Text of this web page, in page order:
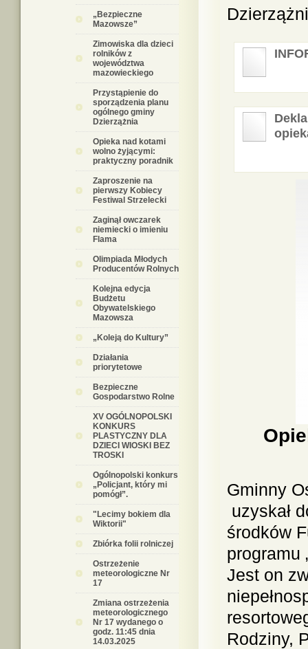
„Bezpieczne
Mazowsze”
Zimowiska dla dzieci
rolników z
województwa
mazowieckiego
Przystąpienie do
sporządzenia planu
ogólnego gminy
Dzierzążnia
Opieka nad kotami
wolno żyjącymi:
praktyczny poradnik
Zaproszenie na
pierwszy Kobiecy
Festiwal Strzelecki
Zaginął owczarek
niemiecki o imieniu
Flama
Olimpiada Młodych
Producentów Rolnych
Kolejna edycja
Budżetu
Obywatelskiego
Mazowsza
„Koleją do Kultury”
Działania
priorytetowe
Bezpieczne
Gospodarstwo Rolne
XV OGÓLNOPOLSKI
KONKURS
PLASTYCZNY DLA
DZIECI WIOSKI BEZ
TROSKI
Ogólnopolski konkurs
„Policjant, który mi
pomógł”.
"Lecimy bokiem dla
Wiktorii"
Zbiórka folii rolniczej
Ostrzeżenie
meteorologiczne Nr
17
Zmiana ostrzeżenia
meteorologicznego
Nr 17 wydanego o
godz. 11:45 dnia
14.03.2025
Gminny
uzyskał
środków
programu
Jest on
Rodziny,